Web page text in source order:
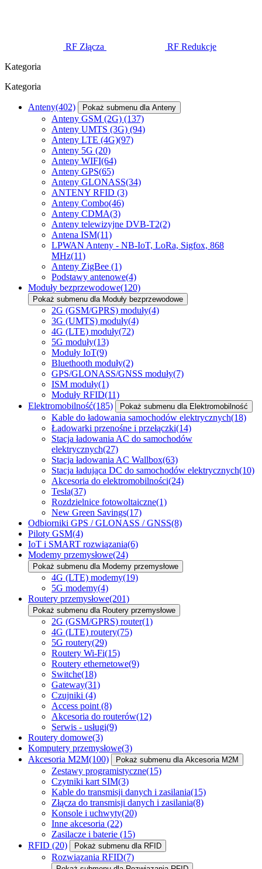
RF Złącza
RF Redukcje
Kategoria
Kategoria
Anteny(402) Pokaż submenu dla Anteny
Anteny GSM (2G) (137)
Anteny UMTS (3G) (94)
Anteny LTE (4G)(97)
Anteny 5G (20)
Anteny WIFI(64)
Anteny GPS(65)
Anteny GLONASS(34)
ANTENY RFID (3)
Anteny Combo(46)
Anteny CDMA(3)
Anteny telewizyjne DVB-T2(2)
Antena ISM(11)
LPWAN Anteny - NB-IoT, LoRa, Sigfox, 868
MHz(11)
Anteny ZigBee (1)
Podstawy antenowe(4)
Moduły bezprzewodowe(120)
Pokaż submenu dla Moduły bezprzewodowe
2G (GSM/GPRS) moduły(4)
3G (UMTS) moduły(4)
4G (LTE) moduły(72)
5G moduły(13)
Moduły IoT(9)
Bluethooth moduły(2)
GPS/GLONASS/GNSS moduły(7)
ISM moduły(1)
Moduły RFID(11)
Elektromobilność(185) Pokaż submenu dla Elektromobilność
Kable do ładowania samochodów elektrycznych(18)
Ładowarki przenośne i przełączki(14)
Stacja ładowania AC do samochodów
elektrycznych(27)
Stacja ładowania AC Wallbox(63)
Stacja ładująca DC do samochodów elektrycznych(10)
Akcesoria do elektromobilności(24)
Tesla(37)
Rozdzielnice fotowoltaiczne(1)
New Green Savings(17)
Odbiorniki GPS / GLONASS / GNSS(8)
Piloty GSM(4)
IoT i SMART rozwiązania(6)
Modemy przemysłowe(24)
Pokaż submenu dla Modemy przemysłowe
4G (LTE) modemy(19)
5G modemy(4)
Routery przemysłowe(201)
Pokaż submenu dla Routery przemysłowe
2G (GSM/GPRS) router(1)
4G (LTE) routery(75)
5G routery(29)
Routery Wi-Fi(15)
Routery ethernetowe(9)
Switche(18)
Gateway(31)
Czujniki (4)
Access point (8)
Akcesoria do routerów(12)
Serwis - usługi(9)
Routery domowe(3)
Komputery przemysłowe(3)
Akcesoria M2M(100) Pokaż submenu dla Akcesoria M2M
Zestawy programistyczne(15)
Czytniki kart SIM(3)
Kable do transmisji danych i zasilania(15)
Złącza do transmisji danych i zasilania(8)
Konsole i uchwyty(20)
Inne akcesoria (22)
Zasilacze i baterie (15)
RFID (20) Pokaż submenu dla RFID
Rozwiązania RFID(7)